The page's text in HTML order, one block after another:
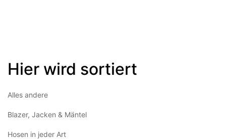
Hier wird sortiert
Alles andere
Blazer, Jacken & Mäntel
Hosen in jeder Art